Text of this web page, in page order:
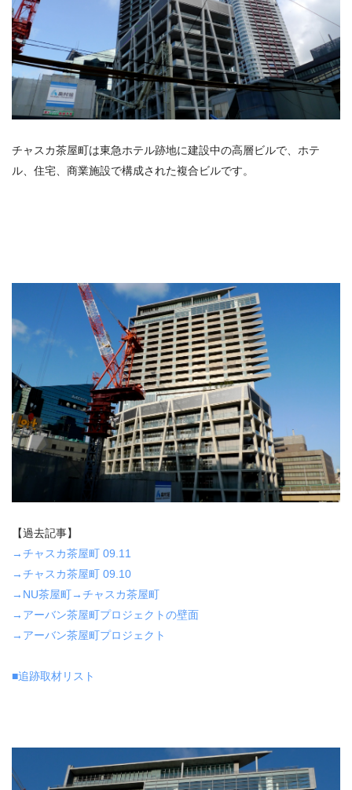
チャスカ茶屋町は東急ホテル跡地に建設中の高層ビルで、ホテ
ル、住宅、商業施設で構成された複合ビルです。
【過去記事】
→チャスカ茶屋町 09.11
→チャスカ茶屋町 09.10
→NU茶屋町→チャスカ茶屋町
→アーバン茶屋町プロジェクトの壁面
→アーバン茶屋町プロジェクト
■追跡取材リスト